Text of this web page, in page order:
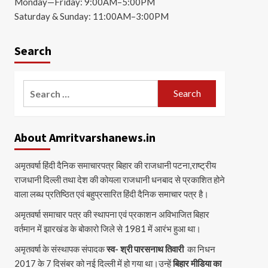
Saturday & Sunday: 11:00AM–3:00PM
Search
About Amritvarshanews.in
अमृतवर्षा हिंदी दैनिक समाचारपत्र बिहार की राजधानी पटना,राष्ट्रीय
राजधानी दिल्ली तथा देश की कोयला राजधानी धनबाद से प्रकाशित होने
वाला लब्ध प्रतिष्ठित एवं बहुप्रसारित हिंदी दैनिक समाचार पत्र है।
अमृतवर्षा समाचार पत्र की स्थापना एवं प्रकाशन अविभाजित बिहार
वर्तमान में झारखंड के बोकारो जिले से 1981 में आरंभ हुआ था।
अमृतवर्षा के संस्थापक संपादकस्व- श्री पारसनाथ तिवारीका निधन
2017 के 7 दिसंबर को नई दिल्ली में हो गया था।उन्हेंबिहार मीडिया का